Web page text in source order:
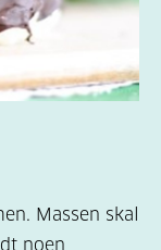
Massen skal
noen